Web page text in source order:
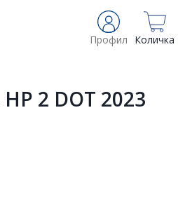
Профил Количка
2 DOT 2023